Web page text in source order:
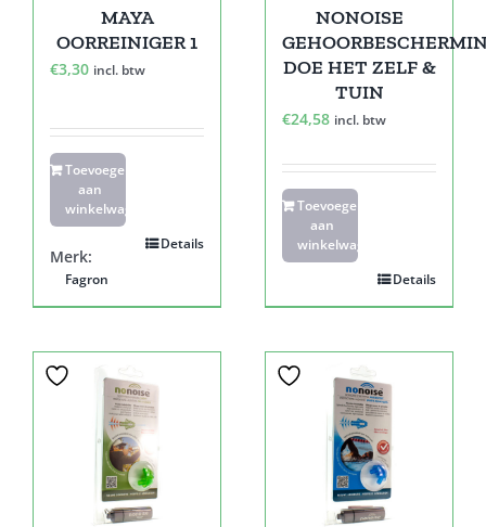
MAYA
OORREINIGER 1
€3,30 incl. btw
Toevoegen
aan
winkelwagen
Details
Merk:
Fagron
NONOISE
DOE HET ZELF &
TUIN
€24,58 incl. btw
Toevoegen
aan
winkelwagen
Details